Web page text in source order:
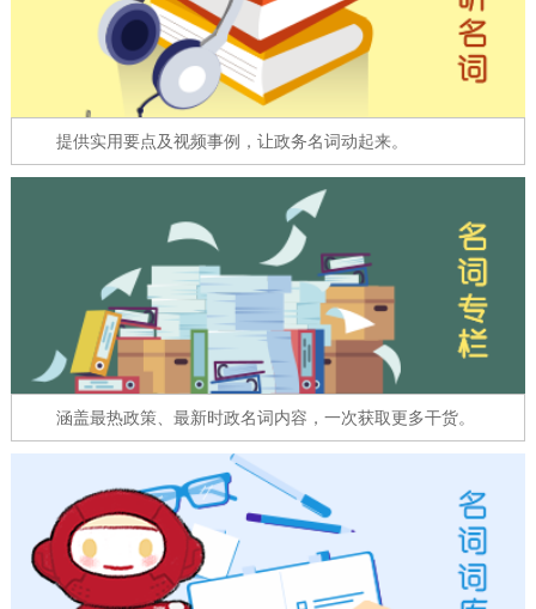
参与调查 在线访谈 图说互动
北京概况 十六区概览
图说北京
ENGLISH 한국어 日本語
DEUTSCH FRANÇAIS РУССКИЙ ЯЗЫК
العربية
ITALIANO
提供实用要点及视频事例，让政务名词动起来。
涵盖最热政策、最新时政名词内容，一次获取更多干货。